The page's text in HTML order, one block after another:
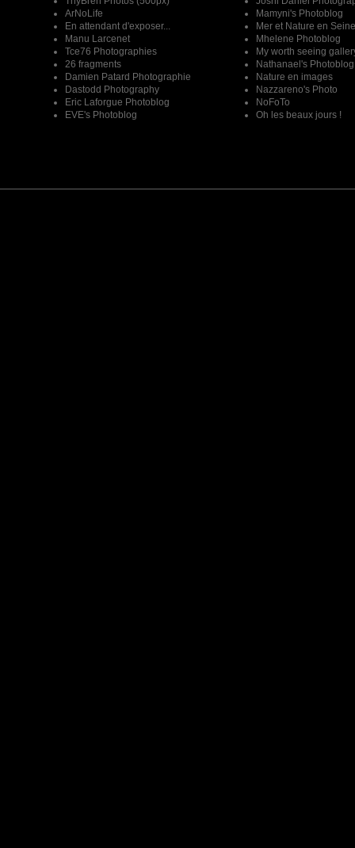
ArNoLife
En attendant d'exposer...
Manu Larcenet
Tce76 Photographies
26 fragments
Damien Patard Photographie
Dastodd Photography
Eric Laforgue Photoblog
EVE's Photoblog
Mamyni's Photoblog
Mer et Nature en Seine
Mhelene Photoblog
My worth seeing
Nathanael's Photoblog
Nature en images
Nazzareno's Photo
NoFoTo
Oh les beaux jours !